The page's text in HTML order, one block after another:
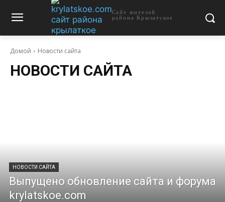
Сайт жителей
района Крылатское
Домой Новости сайта
НОВОСТИ САЙТА
НОВОСТИ САЙТА
Выпущено обновление сайта и форума
krylatskoe.com